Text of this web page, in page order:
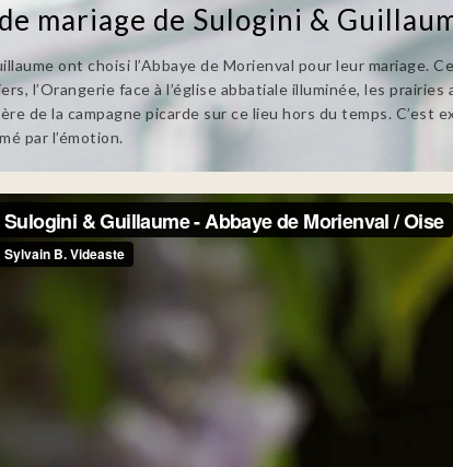
mariage de Sulogini &
ont choisi l’Abbaye de Morienval pour leur mariage.
l’Orangerie face à l’église abbatiale illuminée, les
de la campagne picarde sur ce lieu hors du temps. C’est
par l’émotion.